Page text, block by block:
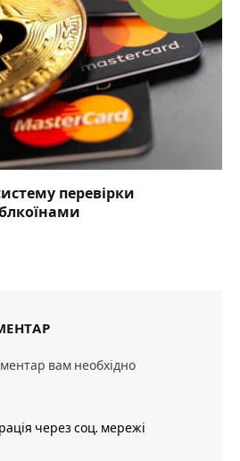
перевірки
вам необхідно
через соц. мережі